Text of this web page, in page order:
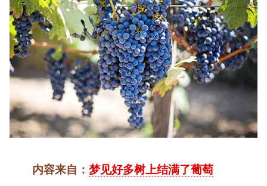
内容来自：梦见好多树上结满了葡萄